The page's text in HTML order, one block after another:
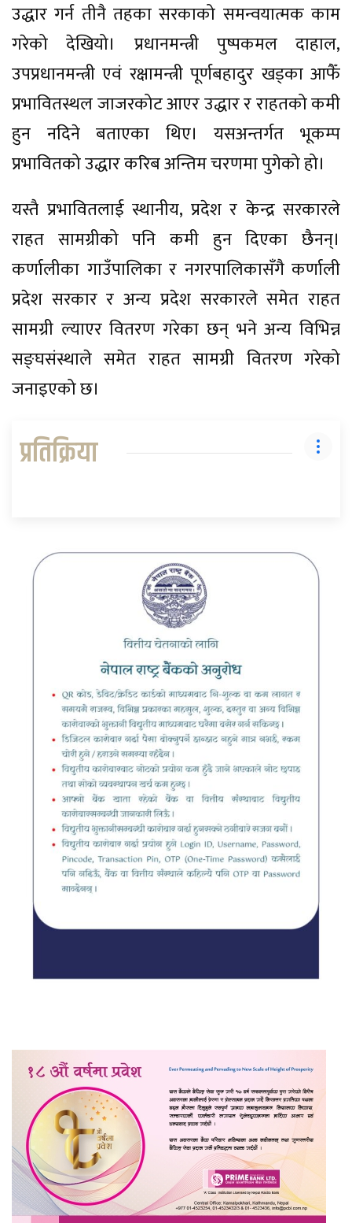
उद्धार गर्न तीनै तहका सरकाको समन्वयात्मक काम
गरेको देखियो। प्रधानमन्त्री पुष्पकमल दाहाल,
उपप्रधानमन्त्री एवं रक्षामन्त्री पूर्णबहादुर खड्का आफैँ
प्रभावितस्थल जाजरकोट आएर उद्धार र राहतको कमी
हुन नदिने बताएका थिए। यसअन्तर्गत भूकम्प
प्रभावितको उद्धार करिब अन्तिम चरणमा पुगेको हो।
यस्तै प्रभावितलाई स्थानीय, प्रदेश र केन्द्र सरकारले
राहत सामग्रीको पनि कमी हुन दिएका छैनन्।
कर्णालीका गाउँपालिका र नगरपालिकासँगै कर्णाली
प्रदेश सरकार र अन्य प्रदेश सरकारले समेत राहत
सामग्री ल्याएर वितरण गरेका छन् भने अन्य विभिन्न
सङ्घसंस्थाले समेत राहत सामग्री वितरण गरेको
जनाइएको छ।
प्रतिक्रिया